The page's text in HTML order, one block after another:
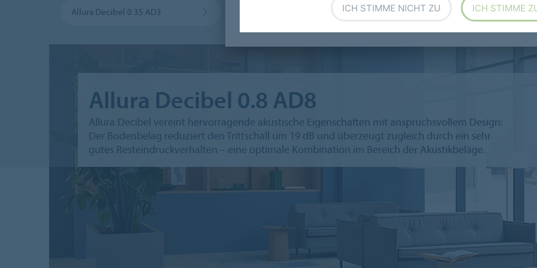
Allura Decibel 0.35 AD3
Allura Decibel 0.8 AD8
Allura Decibel vereint hervorragende akustische Eigenschaften mit anspruchsvollem Design:
Der Bodenbelag reduziert den Trittschall um 19 dB und überzeugt zugleich durch ein sehr
gutes Resteindruckverhalten – eine optimale Kombination im Bereich der Akustikbeläge.
ICH STIMME NICHT ZU ICH STIMME